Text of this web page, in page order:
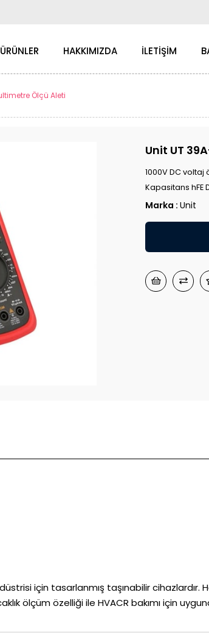
ÜRÜNLER HAKKIMIZDA İLETİŞİM
Ölçü Aleti
Unit UT
1000V DC voltaj
Kapasitans hFE
Marka : Unit
için tasarlanmış taşınabilir cihazlardır.
ölçüm özelliği ile HVACR bakımı için